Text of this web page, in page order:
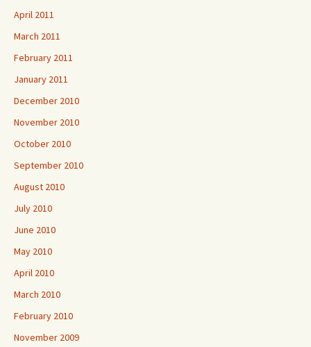
April 2011
March 2011
February 2011
January 2011
December 2010
November 2010
October 2010
September 2010
August 2010
July 2010
June 2010
May 2010
April 2010
March 2010
February 2010
November 2009